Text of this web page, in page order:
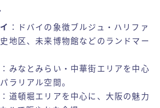
：ドバイの象徴ブルジュ・ハリファ
地区、未来博物館などのランドマー
：みなとみらい・中華街エリアを中心
ラリアル空間。
：道頓堀エリアを中心に、大阪の魅力